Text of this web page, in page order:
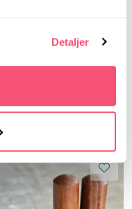
Detaljer
Bystrikk
Bystrikk Maskewire